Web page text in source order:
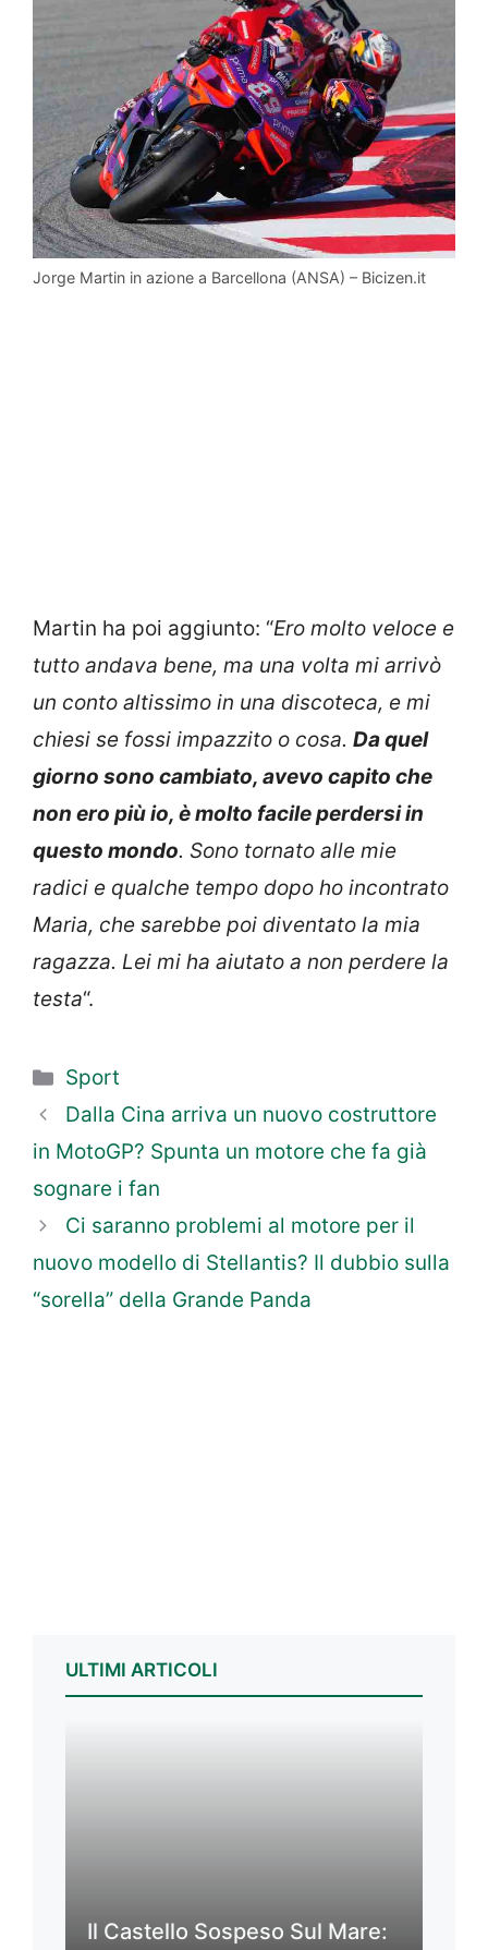
Jorge Martin in azione a Barcellona (ANSA) – Bicizen.it
Martin ha poi aggiunto: “Ero molto veloce e
tutto andava bene, ma una volta mi arrivò
un conto altissimo in una discoteca, e mi
chiesi se fossi impazzito o cosa. Da quel
giorno sono cambiato, avevo capito che
non ero più io, è molto facile perdersi in
questo mondo. Sono tornato alle mie
radici e qualche tempo dopo ho incontrato
Maria, che sarebbe poi diventato la mia
ragazza. Lei mi ha aiutato a non perdere la
testa“.
Categorie
Sport
Dalla Cina arriva un nuovo costruttore
in MotoGP? Spunta un motore che fa già
sognare i fan
Ci saranno problemi al motore per il
nuovo modello di Stellantis? Il dubbio sulla
“sorella” della Grande Panda
ULTIMI ARTICOLI
Il Castello Sospeso Sul Mare: